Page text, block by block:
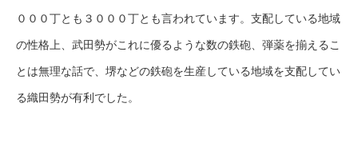
０００丁とも３０００丁とも言われています。支配している地域
の性格上、武田勢がこれに優るような数の鉄砲、弾薬を揃えるこ
とは無理な話で、堺などの鉄砲を生産している地域を支配してい
る織田勢が有利でした。